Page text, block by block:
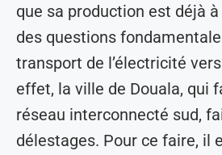
que sa production est déjà à
des questions
transport de l’électricité
effet, la ville de Douala, qui
réseau interconnecté sud,
délestages. Pour ce faire, il